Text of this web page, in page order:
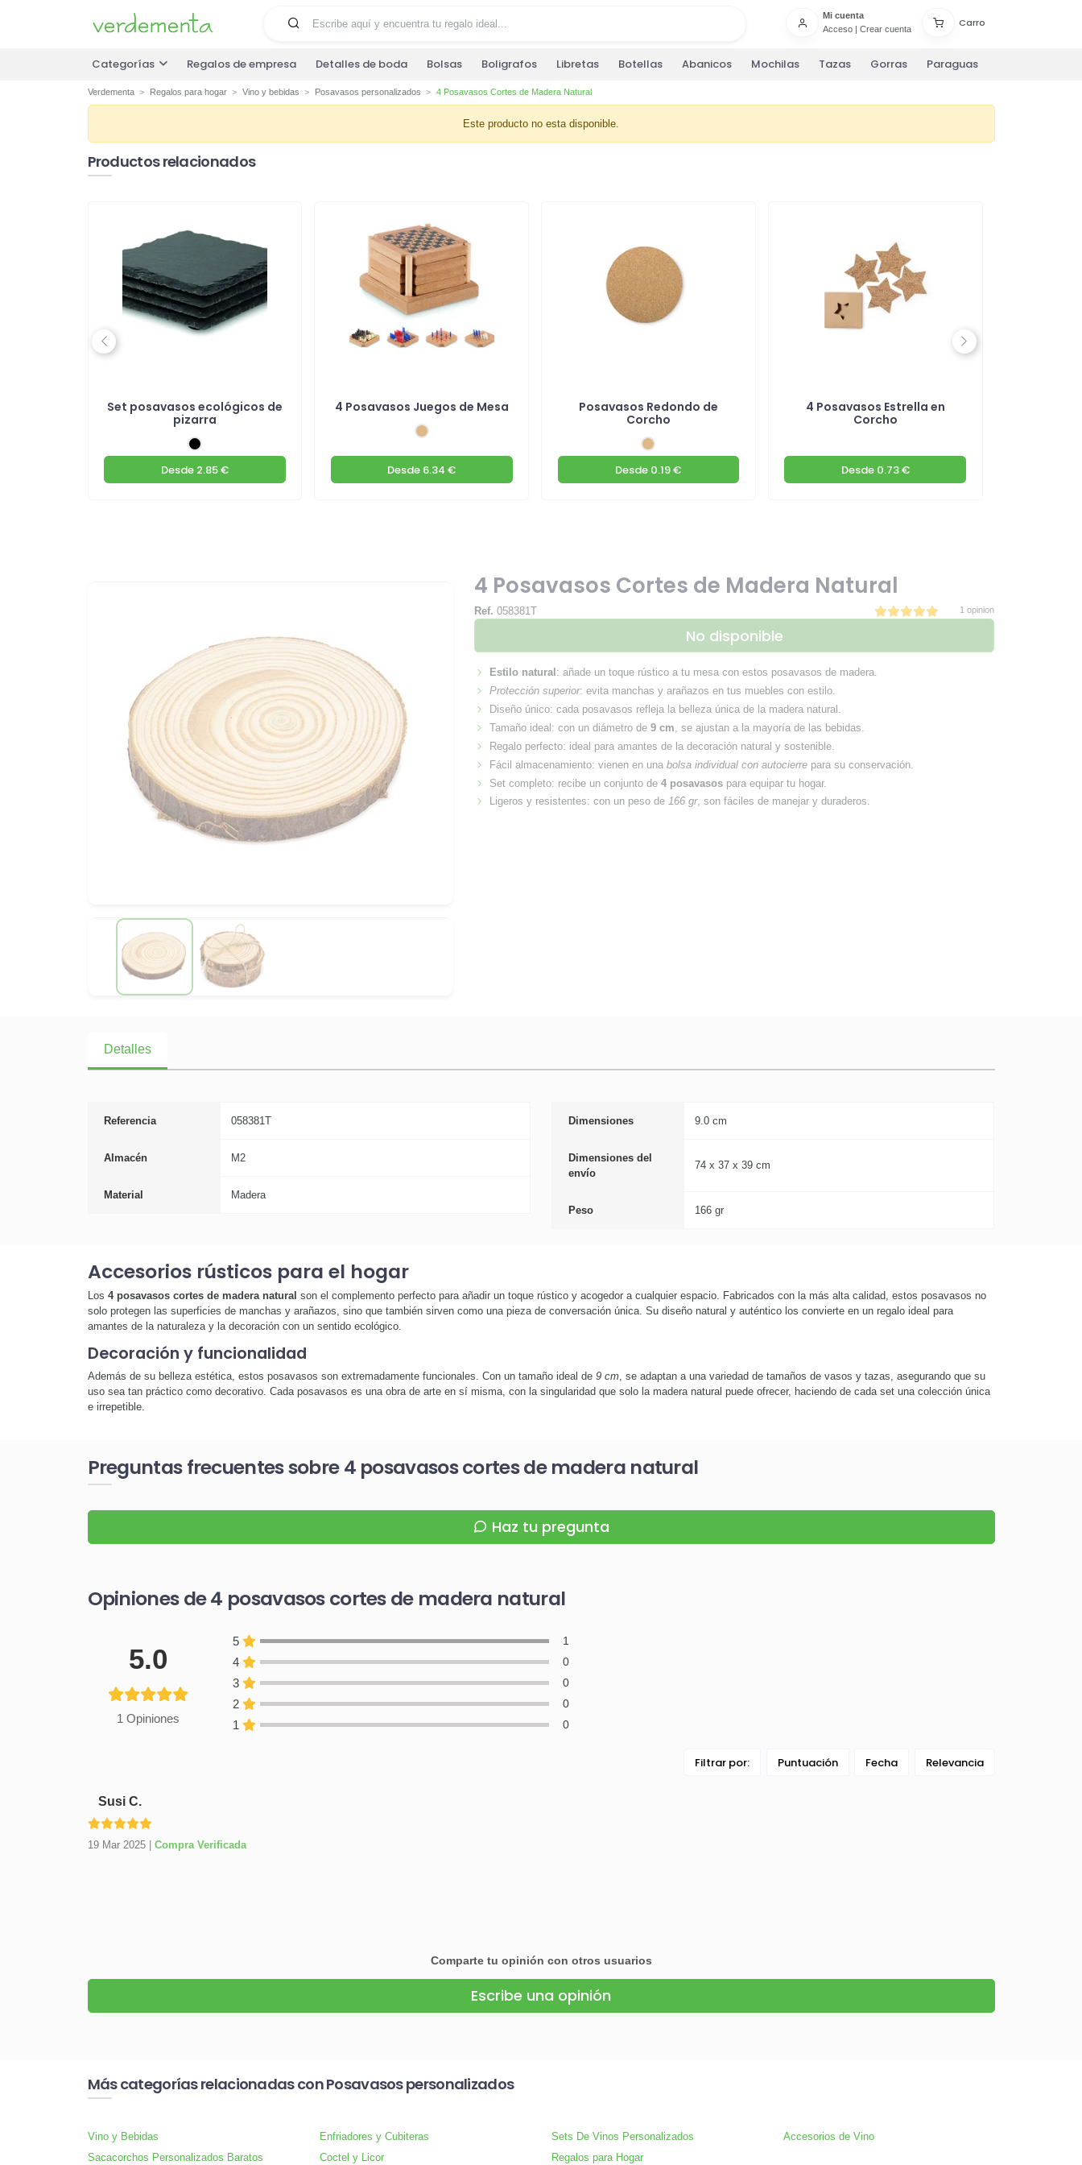
Mi cuenta
Acceso| Crear cuenta
Carro
Categorías Regalos de empresa Detalles de boda Bolsas Boligrafos Libretas Botellas Abanicos Mochilas Tazas Gorras Paraguas
Verdementa Regalos para hogar Vino y bebidas Posavasos personalizados 4 Posavasos Cortes de Madera Natural
Este producto no esta disponible.
Productos relacionados
Set posavasos ecológicos de
pizarra
Desde2.85 €
4 Posavasos Juegos de Mesa
Desde 6.34 €
Posavasos Redondo de
Corcho
Desde 0.19 €
4 Posavasos Estrella en
Corcho
Desde0.73 €
Previous Next
4 Posavasos Cortes de Madera Natural
Ref. 058381T 1 opinion
No disponible
Estilo natural : añade un toque rústico a tu mesa con estos posavasos de madera.
Protección superior: evita manchas y arañazos en tus muebles con estilo.
Diseño único: cada posavasos refleja la belleza única de la madera natural.
Tamaño ideal: con un diámetro de9 cm , se ajustan a la mayoría de las bebidas.
Regalo perfecto: ideal para amantes de la decoración natural y sostenible.
Fácil almacenamiento: vienen en unabolsa individual con autocierre para su conservación.
Set completo: recibe un conjunto de4 posavasos para equipar tu hogar.
Ligeros y resistentes: con un peso de166 gr, son fáciles de manejar y duraderos.
Detalles
Referencia 058381T
Almacén M2
Material Madera
Dimensiones 9.0 cm
Dimensiones del
envío
74 x 37 x 39 cm
Peso 166 gr
Accesorios rústicos para el hogar
Los 4 posavasos cortes de madera natural son el complemento perfecto para añadir un toque rústico y acogedor a cualquier espacio. Fabricados con la más alta calidad, estos posavasos no
solo protegen las superficies de manchas y arañazos, sino que también sirven como una pieza de conversación única. Su diseño natural y auténtico los convierte en un regalo ideal para
amantes de la naturaleza y la decoración con un sentido ecológico.
Decoración y funcionalidad
Además de su belleza estética, estos posavasos son extremadamente funcionales. Con un tamaño ideal de 9 cm, se adaptan a una variedad de tamaños de vasos y tazas, asegurando que su
uso sea tan práctico como decorativo. Cada posavasos es una obra de arte en sí misma, con la singularidad que solo la madera natural puede ofrecer, haciendo de cada set una colección única
e irrepetible.
Preguntas frecuentes sobre 4 posavasos cortes de madera natural
Haz tu pregunta
Opiniones de 4 posavasos cortes de madera natural
5.0
1 Opiniones
5 1
4 0
3 0
2 0
1 0
Filtrar por: Puntuación Fecha Relevancia
Susi C.
19 Mar 2025| Compra Verificada
Comparte tu opinión con otros usuarios
Escribe una opinión
Más categorías relacionadas con Posavasos personalizados
Vino y Bebidas Enfriadores y Cubiteras Sets De Vinos Personalizados
Accesorios de Vino
Sacacorchos Personalizados Baratos
Coctel y Licor Regalos para Hogar